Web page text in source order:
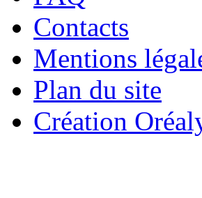
Contacts
Mentions
Plan du site
Création